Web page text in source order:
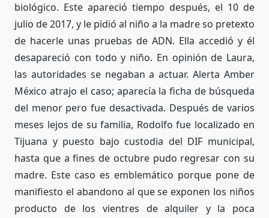
biológico. Este apareció tiempo después, el 10 de
julio de 2017, y le pidió al niño a la madre so pretexto
de hacerle unas pruebas de ADN. Ella accedió y él
desapareció con todo y niño. En opinión de Laura,
las autoridades se negaban a actuar. Alerta Amber
México atrajo el caso; aparecía la ficha de búsqueda
del menor pero fue desactivada. Después de varios
meses lejos de su familia, Rodolfo fue localizado en
Tijuana y puesto bajo custodia del DIF municipal,
hasta que a fines de octubre pudo regresar con su
madre. Este caso es emblemático porque pone de
manifiesto el abandono al que se exponen los niños
producto de los vientres de alquiler y la poca